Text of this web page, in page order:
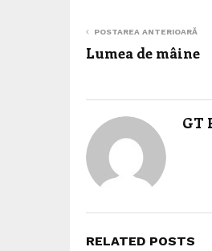
POSTAREA ANTERIOARĂ
Lumea de mâine
GT
RELATED POSTS